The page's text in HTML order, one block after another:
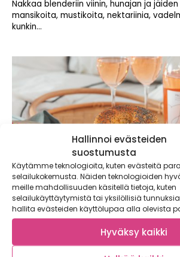
Hallinnoi evästeiden
suostumusta
Käytämme teknologioita, kuten evästeitä
selailukokemusta. Näiden teknologioiden
meille mahdollisuuden käsitellä tietoja, kuten
selailukäyttäytymistä tai yksilöllisiä
hallita evästeiden käyttölupaa alla olevista
Hyväksy kaikki
Nakkaa blenderiin viinin, hunajan ja
mansikoita, mustikoita, nektariinia,
kunkin...
Eggs Florentine -bagelit
kuohuviinibrunssin